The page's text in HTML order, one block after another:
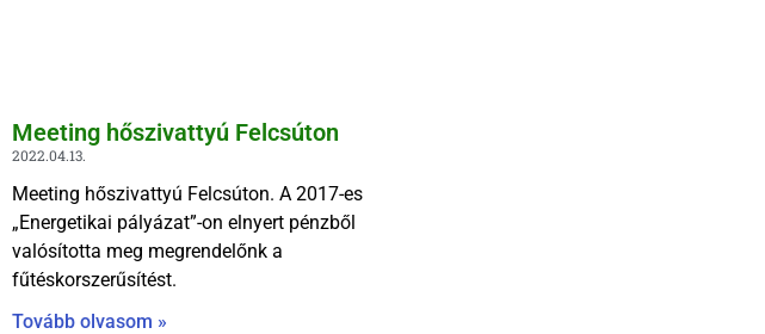
Meeting hőszivattyú Felcsúton
2022.04.13.
Meeting hőszivattyú Felcsúton. A 2017-es
„Energetikai pályázat”-on elnyert pénzből
valósította meg megrendelőnk a
fűtéskorszerűsítést.
Tovább olvasom »